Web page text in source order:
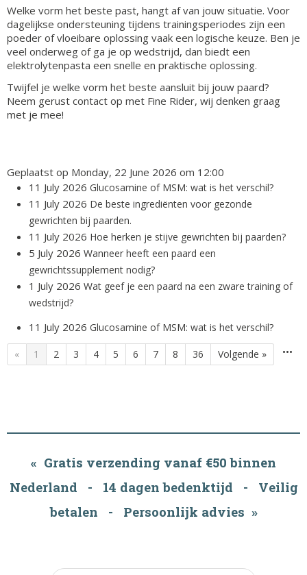
Welke vorm het beste past, hangt af van jouw situatie. Voor
dagelijkse ondersteuning tijdens trainingsperiodes zijn een
poeder of vloeibare oplossing vaak een logische keuze. Ben je
veel onderweg of ga je op wedstrijd, dan biedt een
elektrolytenpasta een snelle en praktische oplossing.
Twijfel je welke vorm het beste aansluit bij jouw paard?
Neem gerust contact op met Fine Rider, wij denken graag
met je mee!
Geplaatst op Monday, 22 June 2026 om 12:00
11 July 2026 Glucosamine of MSM: wat is het verschil?
11 July 2026 De beste ingrediënten voor gezonde
gewrichten bij paarden.
11 July 2026 Hoe herken je stijve gewrichten bij paarden?
5 July 2026 Wanneer heeft een paard een
gewrichtssupplement nodig?
1 July 2026 Wat geef je een paard na een zware training of
wedstrijd?
11 July 2026 Glucosamine of MSM: wat is het verschil?
« 1 2 3 4 5 6 7 8 •••
36 Volgende »
« Gratis verzending vanaf €50 binnen
Nederland - 14 dagen bedenktijd - Veilig
betalen - Persoonlijk advies »